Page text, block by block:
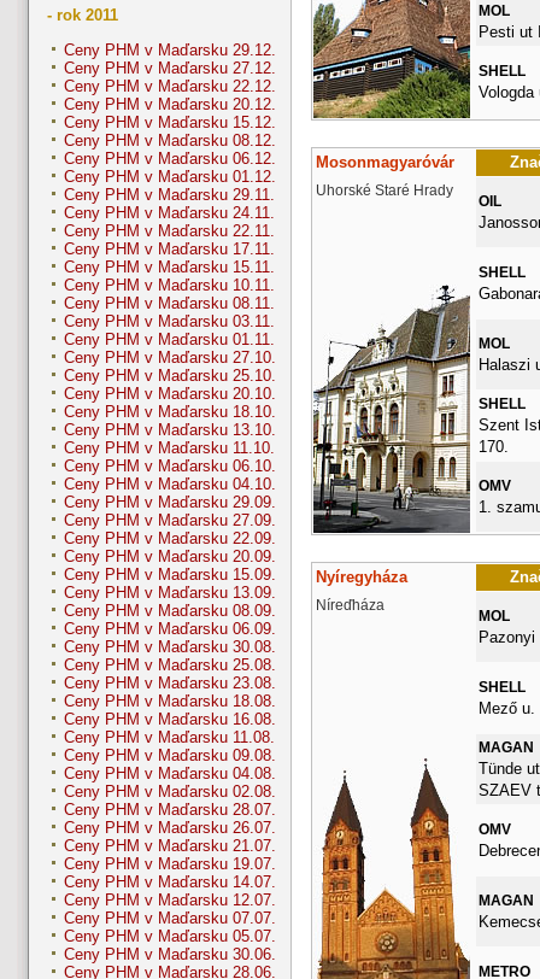
- rok 2011
Ceny PHM v Maďarsku 29.12.
Ceny PHM v Maďarsku 27.12.
Ceny PHM v Maďarsku 22.12.
Ceny PHM v Maďarsku 20.12.
Ceny PHM v Maďarsku 15.12.
Ceny PHM v Maďarsku 08.12.
Ceny PHM v Maďarsku 06.12.
Ceny PHM v Maďarsku 01.12.
Ceny PHM v Maďarsku 29.11.
Ceny PHM v Maďarsku 24.11.
Ceny PHM v Maďarsku 22.11.
Ceny PHM v Maďarsku 17.11.
Ceny PHM v Maďarsku 15.11.
Ceny PHM v Maďarsku 10.11.
Ceny PHM v Maďarsku 08.11.
Ceny PHM v Maďarsku 03.11.
Ceny PHM v Maďarsku 01.11.
Ceny PHM v Maďarsku 27.10.
Ceny PHM v Maďarsku 25.10.
Ceny PHM v Maďarsku 20.10.
Ceny PHM v Maďarsku 18.10.
Ceny PHM v Maďarsku 13.10.
Ceny PHM v Maďarsku 11.10.
Ceny PHM v Maďarsku 06.10.
Ceny PHM v Maďarsku 04.10.
Ceny PHM v Maďarsku 29.09.
Ceny PHM v Maďarsku 27.09.
Ceny PHM v Maďarsku 22.09.
Ceny PHM v Maďarsku 20.09.
Ceny PHM v Maďarsku 15.09.
Ceny PHM v Maďarsku 13.09.
Ceny PHM v Maďarsku 08.09.
Ceny PHM v Maďarsku 06.09.
Ceny PHM v Maďarsku 30.08.
Ceny PHM v Maďarsku 25.08.
Ceny PHM v Maďarsku 23.08.
Ceny PHM v Maďarsku 18.08.
Ceny PHM v Maďarsku 16.08.
Ceny PHM v Maďarsku 11.08.
Ceny PHM v Maďarsku 09.08.
Ceny PHM v Maďarsku 04.08.
Ceny PHM v Maďarsku 02.08.
Ceny PHM v Maďarsku 28.07.
Ceny PHM v Maďarsku 26.07.
Ceny PHM v Maďarsku 21.07.
Ceny PHM v Maďarsku 19.07.
Ceny PHM v Maďarsku 14.07.
Ceny PHM v Maďarsku 12.07.
Ceny PHM v Maďarsku 07.07.
Ceny PHM v Maďarsku 05.07.
Ceny PHM v Maďarsku 30.06.
Ceny PHM v Maďarsku 28.06.
MOL
Pesti ut
SHELL
Vologda
Mosonmagyaróvár
Uhorské Staré Hrady
OIL
SHELL
MOL
Halaszi
SHELL
Szent
170.
OMV
1.
Nyíregyháza
Níreďháza
MOL
Pazonyi
SHELL
Mező u.
MAGAN
Tünde
SZAEV
OMV
MAGAN
METRO